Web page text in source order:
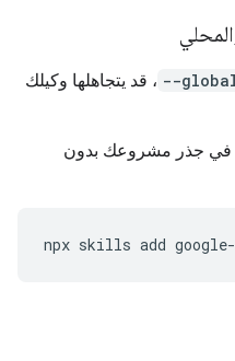
-- ، قد يتجاهلها وكيلك
في جذر مشروعك بدون
npx skills add